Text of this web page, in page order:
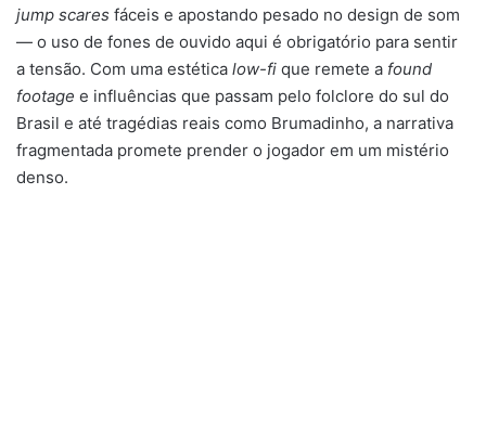
jump scares fáceis e apostando pesado no design de som
— o uso de fones de ouvido aqui é obrigatório para sentir
a tensão. Com uma estética low-fi que remete a found
footage e influências que passam pelo folclore do sul do
Brasil e até tragédias reais como Brumadinho, a narrativa
fragmentada promete prender o jogador em um mistério
denso.